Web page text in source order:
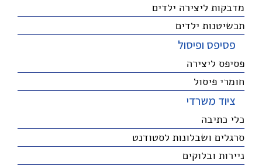
מדבקות ליצירה ילדים
תכשיטנות ילדים
פסיפס ופיסול
פסיפס ליצירה
חומרי פיסול
ציוד משרדי
כלי כתיבה
סרגלים ושבלונות לסטודנט
ניירות ובלוקים